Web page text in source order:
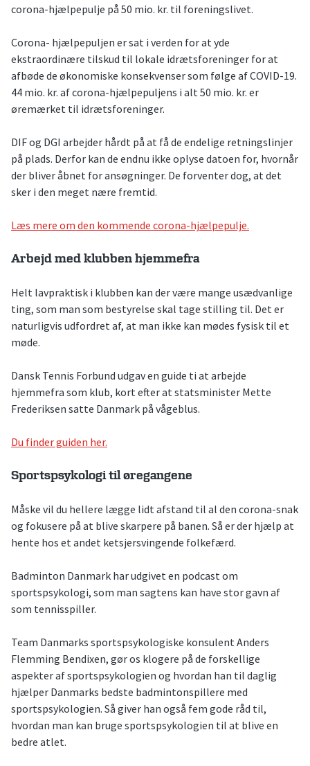
corona-hjælpepulje på 50 mio. kr. til foreningslivet.
Corona- hjælpepuljen er sat i verden for at yde
ekstraordinære tilskud til lokale idrætsforeninger for at
afbøde de økonomiske konsekvenser som følge af COVID-19.
44 mio. kr. af corona-hjælpepuljens i alt 50 mio. kr. er
øremærket til idrætsforeninger.
DIF og DGI arbejder hårdt på at få de endelige retningslinjer
på plads. Derfor kan de endnu ikke oplyse datoen for, hvornår
der bliver åbnet for ansøgninger. De forventer dog, at det
sker i den meget nære fremtid.
Læs mere om den kommende corona-hjælpepulje.
Arbejd med klubben hjemmefra
Helt lavpraktisk i klubben kan der være mange usædvanlige
ting, som man som bestyrelse skal tage stilling til. Det er
naturligvis udfordret af, at man ikke kan mødes fysisk til et
møde.
Dansk Tennis Forbund udgav en guide ti at arbejde
hjemmefra som klub, kort efter at statsminister Mette
Frederiksen satte Danmark på vågeblus.
Du finder guiden her.
Sportspsykologi til øregangene
Måske vil du hellere lægge lidt afstand til al den corona-snak
og fokusere på at blive skarpere på banen. Så er der hjælp at
hente hos et andet ketsjersvingende folkefærd.
Badminton Danmark har udgivet en podcast om
sportspsykologi, som man sagtens kan have stor gavn af
som tennisspiller.
Team Danmarks sportspsykologiske konsulent Anders
Flemming Bendixen, gør os klogere på de forskellige
aspekter af sportspsykologien og hvordan han til daglig
hjælper Danmarks bedste badmintonspillere med
sportspsykologien. Så giver han også fem gode råd til,
hvordan man kan bruge sportspsykologien til at blive en
bedre atlet.